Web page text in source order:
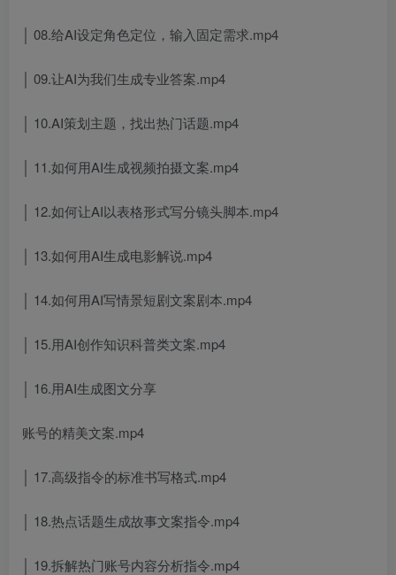
│ 08.给AI设定角色定位，输入固定需求.mp4
│ 09.让AI为我们生成专业答案.mp4
│ 10.AI策划主题，找出热门话题.mp4
│ 11.如何用AI生成视频拍摄文案.mp4
│ 12.如何让AI以表格形式写分镜头脚本.mp4
│ 13.如何用AI生成电影解说.mp4
│ 14.如何用AI写情景短剧文案剧本.mp4
│ 15.用AI创作知识科普类文案.mp4
│ 16.用AI生成图文分享
账号的精美文案.mp4
│ 17.高级指令的标准书写格式.mp4
│ 18.热点话题生成故事文案指令.mp4
│ 19.拆解热门账号内容分析指令.mp4